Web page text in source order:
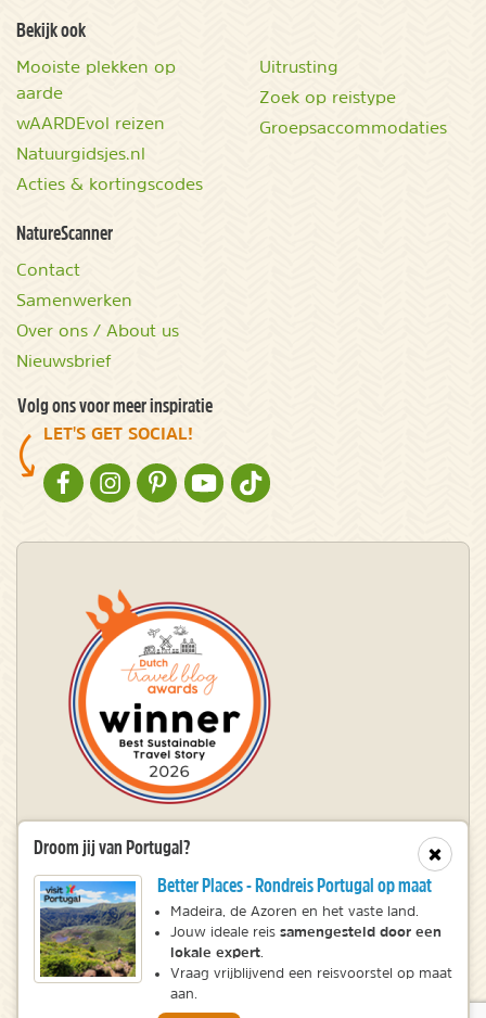
Bekijk ook
Mooiste plekken op
aarde
wAARDEvol reizen
Natuurgidsjes.nl
Acties & kortingscodes
Uitrusting
Zoek op reistype
Groepsaccommodaties
NatureScanner
Contact
Samenwerken
Over ons / About us
Nieuwsbrief
Volg ons voor meer inspiratie
LET'S GET SOCIAL!
NATURESCANNER OP FACEBOOK
NATURESCANNER OP INSTAGRAM
NATURESCANNER OP PINTEREST
NATURESCANNER OP YOUTUBE
NATURESCANNER OP TIKTOK
Winnaar Dutch Travel Blog Awards
© 2010 – 2026 NatureScanner.nl
Veelgestelde vragen
Sluit
Droom jij van Portugal?
Better Places - Rondreis Portugal op maat
Madeira, de Azoren en het vaste land.
Jouw ideale reis samengesteld door een
lokale expert
Vraag vrijblijvend een reisvoorstel op maat
aan.